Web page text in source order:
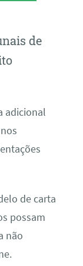
de
adicional
de carta
possam
não